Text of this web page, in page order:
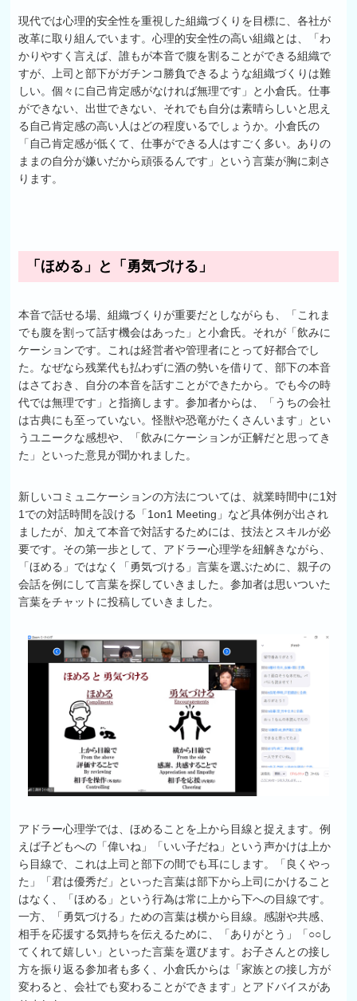
現代では心理的安全性を重視した組織づくりを目標に、各社が
改革に取り組んでいます。心理的安全性の高い組織とは、「わ
かりやすく言えば、誰もが本音で腹を割ることができる組織で
すが、上司と部下がガチンコ勝負できるような組織づくりは難
しい。個々に自己肯定感がなければ無理です」と小倉氏。仕事
ができない、出世できない、それでも自分は素晴らしいと思え
る自己肯定感の高い人はどの程度いるでしょうか。小倉氏の
「自己肯定感が低くて、仕事ができる人はすごく多い。ありの
ままの自分が嫌いだから頑張るんです」という言葉が胸に刺さ
ります。
「ほめる」と「勇気づける」
本音で話せる場、組織づくりが重要だとしながらも、「これま
でも腹を割って話す機会はあった」と小倉氏。それが「飲みに
ケーションです。これは経営者や管理者にとって好都合でし
た。なぜなら残業代も払わずに酒の勢いを借りて、部下の本音
はさておき、自分の本音を話すことができたから。でも今の時
代では無理です」と指摘します。参加者からは、「うちの会社
は古典にも至っていない。怪獣や恐竜がたくさんいます」とい
うユニークな感想や、「飲みにケーションが正解だと思ってき
た」といった意見が聞かれました。
新しいコミュニケーションの方法については、就業時間中に1対
1での対話時間を設ける「1on1 Meeting」など具体例が出され
ましたが、加えて本音で対話するためには、技法とスキルが必
要です。その第一歩として、アドラー心理学を紐解きながら、
「ほめる」ではなく「勇気づける」言葉を選ぶために、親子の
会話を例にして言葉を探していきました。参加者は思いついた
言葉をチャットに投稿していきました。
アドラー心理学では、ほめることを上から目線と捉えます。例
えば子どもへの「偉いね」「いい子だね」という声かけは上か
ら目線で、これは上司と部下の間でも耳にします。「良くやっ
た」「君は優秀だ」といった言葉は部下から上司にかけること
はなく、「ほめる」という行為は常に上から下への目線です。
一方、「勇気づける」ための言葉は横から目線。感謝や共感、
相手を応援する気持ちを伝えるために、「ありがとう」「○○し
てくれて嬉しい」といった言葉を選びます。お子さんとの接し
方を振り返る参加者も多く、小倉氏からは「家族との接し方が
変わると、会社でも変わることができます」とアドバイスがあ